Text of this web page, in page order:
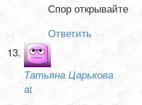
Спор открывайте
Ответить
Татьяна Царькова
at